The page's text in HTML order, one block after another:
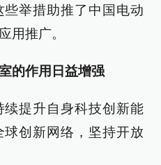
举措助推了中国电动
用推广。
的作用日益增强
提升自身科技创新能
创新网络，坚持开放